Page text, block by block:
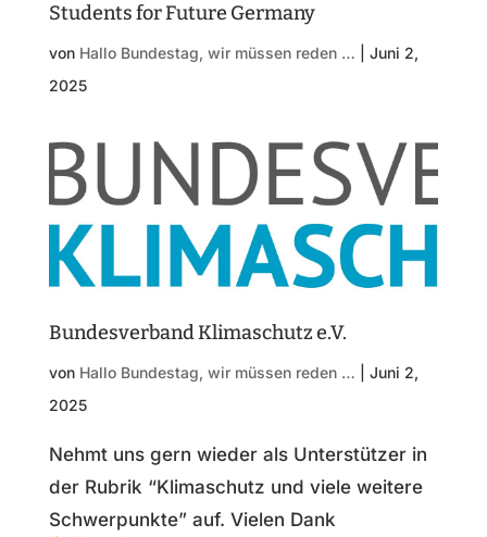
Students for Future Germany
von Hallo Bundestag, wir müssen reden …
Juni 2,
2025
Bundesverband Klimaschutz e.V.
von Hallo Bundestag, wir müssen reden …
Juni 2,
2025
Nehmt uns gern wieder als Unterstützer in
der Rubrik “Klimaschutz und viele weitere
Schwerpunkte” auf. Vielen Dank